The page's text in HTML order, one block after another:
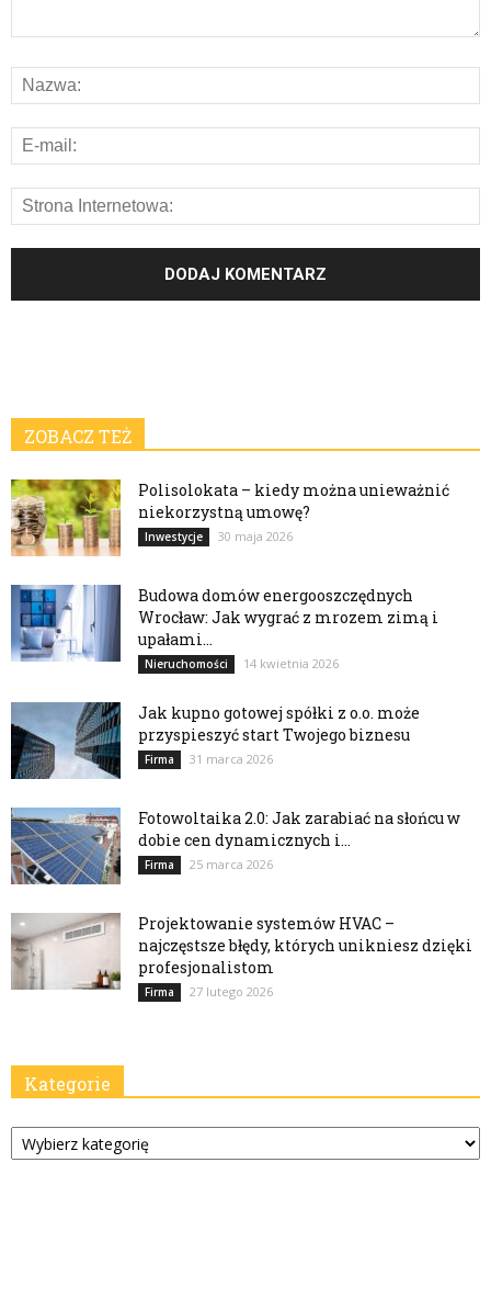
ZOBACZ TEŻ
Polisolokata – kiedy można unieważnić
niekorzystną umowę?
Inwestycje 30 maja 2026
Budowa domów energooszczędnych
Wrocław: Jak wygrać z mrozem zimą i
upałami...
Nieruchomości 14 kwietnia 2026
Jak kupno gotowej spółki z o.o. może
przyspieszyć start Twojego biznesu
Firma 31 marca 2026
Fotowoltaika 2.0: Jak zarabiać na słońcu w
dobie cen dynamicznych i...
Firma 25 marca 2026
Projektowanie systemów HVAC –
najczęstsze błędy, których unikniesz dzięki
profesjonalistom
Firma 27 lutego 2026
Kategorie
Kategorie